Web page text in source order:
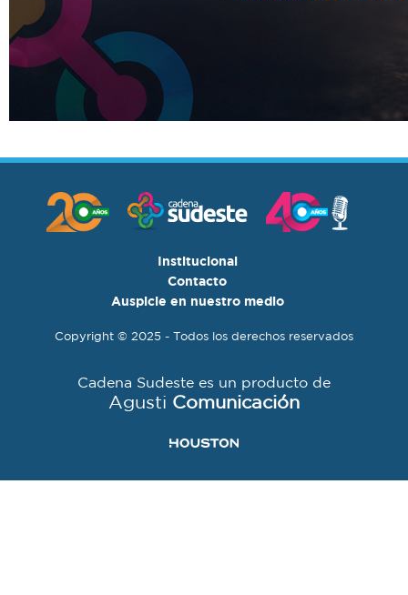
Institucional
Contacto
Auspicie en nuestro medio
Copyright © 2025 - Todos los derechos reservados
Cadena Sudeste es un producto de
Agusti Comunicación